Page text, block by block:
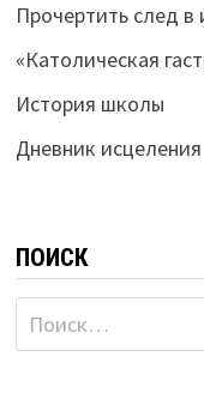
Прочертить след в
«Католическая
История школы
Дневник исцеления
ПОИСК
Найти: